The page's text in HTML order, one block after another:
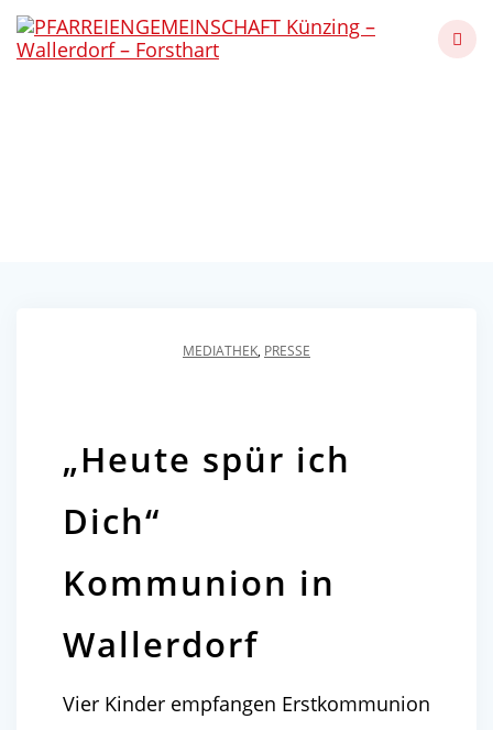
to
MEDIATHEK, PRESSE
„Heute spür ich
Dich“
Kommunion in
Wallerdorf
Vier Kinder empfangen Erstkommunion